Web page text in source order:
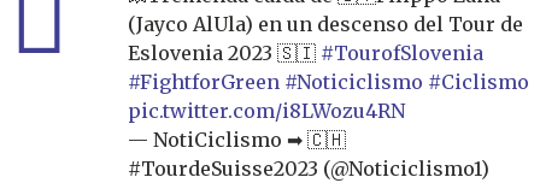
(Jayco AlUla) en un descenso del Tour de
Eslovenia 2023 🇸🇮 #TourofSlovenia
#FightforGreen #Noticiclismo #Ciclismo
pic.twitter.com/i8LWozu4RN
— NotiCiclismo ➡ 🇨🇭
#TourdeSuisse2023 (@Noticiclismo1)